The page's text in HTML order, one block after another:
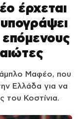
έρχεται
επόμενους
Μαφέο, που
Ελλάδα για να
του Κοστίνια.